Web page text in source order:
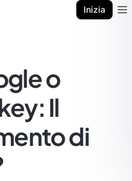
Inizia
o
Il
di